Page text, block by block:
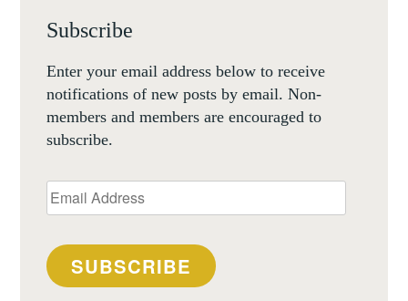
Subscribe
Enter your email address below to receive
notifications of new posts by email. Non-
members and members are encouraged to
subscribe.
Email
Address
SUBSCRIBE